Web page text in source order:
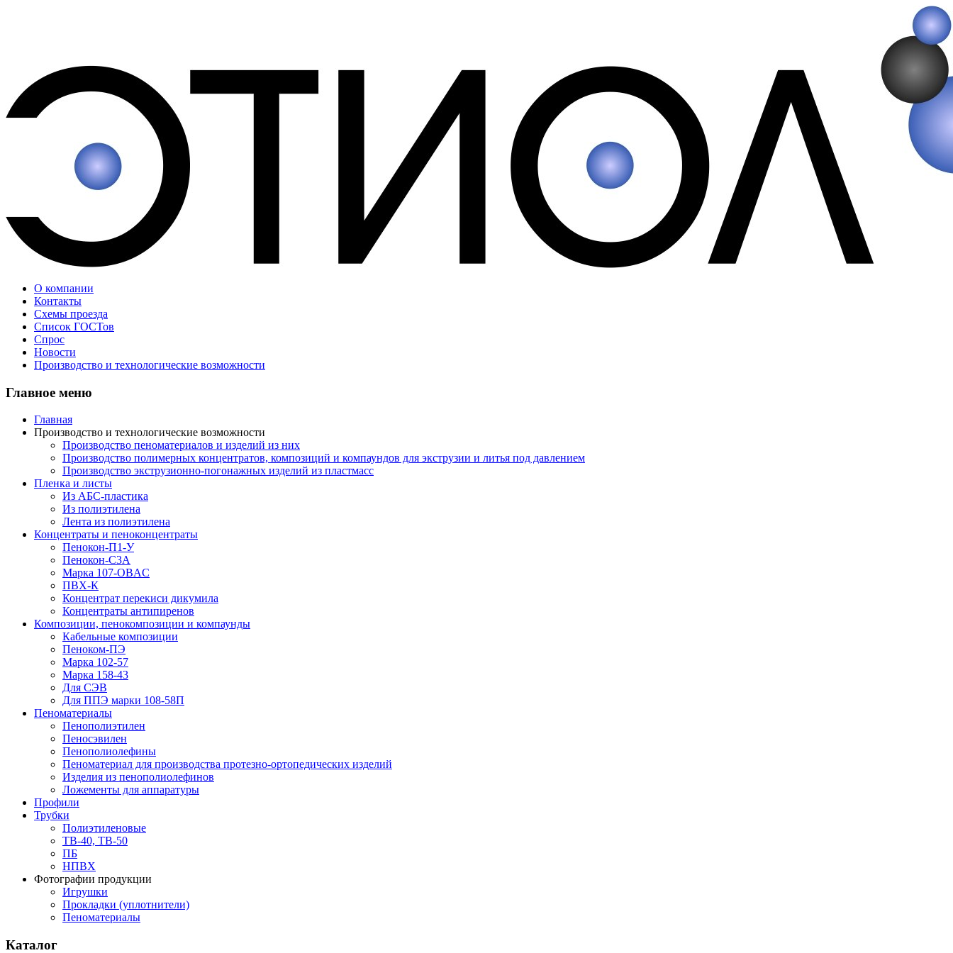
О компании
Контакты
Схемы проезда
Список ГОСТов
Спрос
Новости
Производство и технологические возможности
Главное меню
Главная
Производство и технологические возможности
Производство пеноматериалов и изделий из них
Производство полимерных концентратов, композиций и компаундов для экструзии и литья под давлением
Производство экструзионно-погонажных изделий из пластмасс
Пленка и листы
Из АБС-пластика
Из полиэтилена
Лента из полиэтилена
Концентраты и пеноконцентраты
Пенокон-П1-У
Пенокон-С3А
Марка 107-OBAC
ПВХ-К
Концентрат перекиси дикумила
Концентраты антипиренов
Композиции, пенокомпозиции и компаунды
Кабельные композиции
Пеноком-ПЭ
Марка 102-57
Марка 158-43
Для СЭВ
Для ППЭ марки 108-58П
Пеноматериалы
Пенополиэтилен
Пеносэвилен
Пенополиолефины
Пеноматериал для производства протезно-ортопедических изделий
Изделия из пенополиолефинов
Ложементы для аппаратуры
Профили
Трубки
Полиэтиленовые
ТВ-40, ТВ-50
ПБ
НПВХ
Фотографии продукции
Игрушки
Прокладки (уплотнители)
Пеноматериалы
Каталог